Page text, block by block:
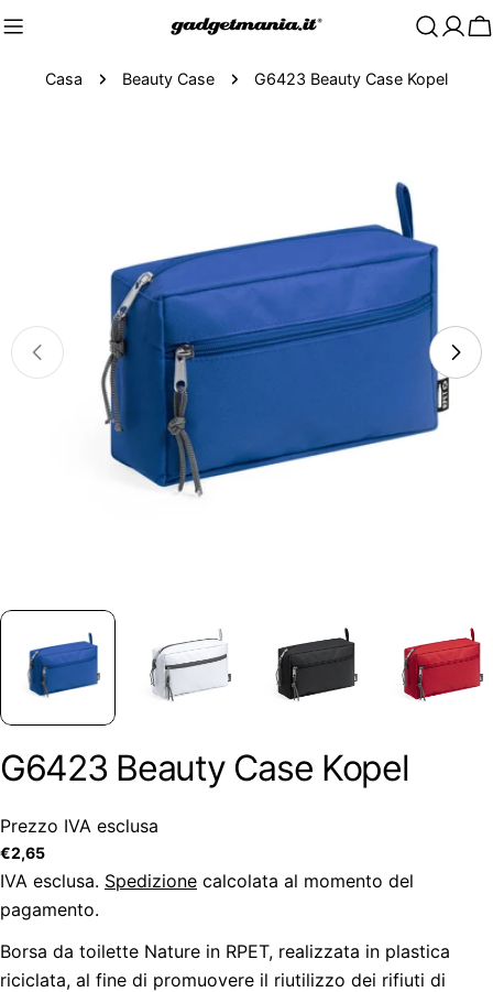
Casa Beauty Case G6423 Beauty Case Kopel
G6423 Beauty Case Kopel
Prezzo IVA esclusa
Prezzo
regolare
€2,65
IVA esclusa. Spedizione calcolata al momento del
pagamento.
Borsa da toilette Nature in RPET, realizzata in plastica
riciclata, al fine di promuovere il riutilizzo dei rifiuti di